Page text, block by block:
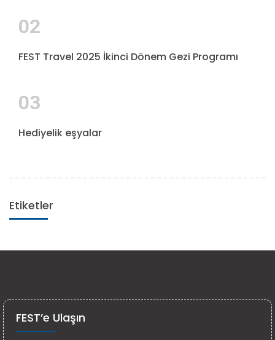
02
FEST Travel 2025 İkinci Dönem Gezi Programı
03
Hediyelik eşyalar
Etiketler
FEST’e Ulaşın